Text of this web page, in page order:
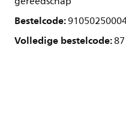
Bestelcode:
Volledige bestelcode: